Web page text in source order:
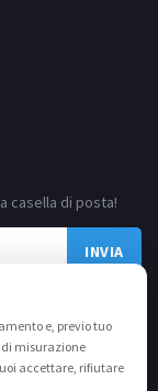
e, previo tuo
di misurazione
accettare, rifiutare
casella di posta!